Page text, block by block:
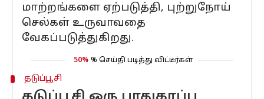
மாற்றங்களை ஏற்படுத்தி, புற்றுநோய்
செல்கள் உருவாவதை
வேகப்படுத்துகிறது.
50% % செய்தி படித்து விட்டீர்கள்
தடுப்பூசி